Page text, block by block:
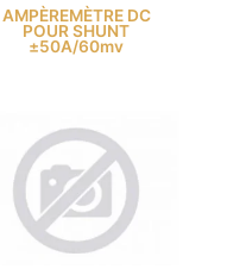
AMPÈREMÈTRE DC
POUR SHUNT
±50A/60mv